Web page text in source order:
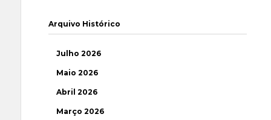
Arquivo Histórico
Julho 2026
Maio 2026
Abril 2026
Março 2026